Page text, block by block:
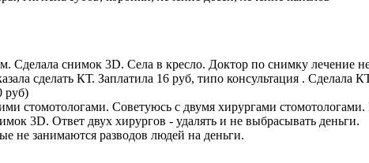
Сделала снимок 3D. Села в кресло. Доктор по снимку лечение
сделать КТ. Заплатила 16 руб, типо консультация .
руб)
стомотологами. Советуюсь с двумя хирургами
3D. Ответ двух хирургов - удалять и не выбрасывать деньги.
не занимаются разводов людей на деньги.